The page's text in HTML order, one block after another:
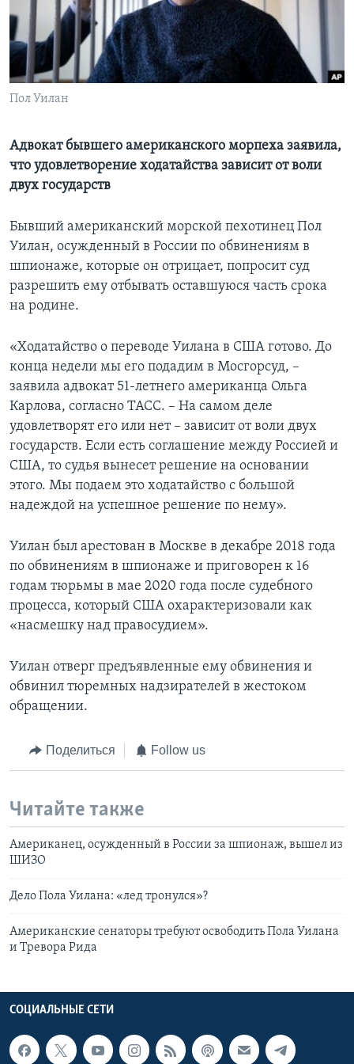
Learning English
СОЦИАЛЬНЫЕ СЕТИ
Языки
Пол Уилан
Адвокат бывшего американского морпеха заявила,
что удовлетворение ходатайства зависит от воли
двух государств
Бывший американский морской пехотинец Пол
Уилан, осужденный в России по обвинениям в
шпионаже, которые он отрицает, попросит суд
разрешить ему отбывать оставшуюся часть срока
на родине.
«Ходатайство о переводе Уилана в США готово. До
конца недели мы его подадим в Мосгорсуд, –
заявила адвокат 51-летнего американца Ольга
Карлова, согласно ТАСС. – На самом деле
удовлетворят его или нет – зависит от воли двух
государств. Если есть соглашение между Россией и
США, то судья вынесет решение на основании
этого. Мы подаем это ходатайство с большой
надеждой на успешное решение по нему».
Уилан был арестован в Москве в декабре 2018 года
по обвинениям в шпионаже и приговорен к 16
годам тюрьмы в мае 2020 года после судебного
процесса, который США охарактеризовали как
«насмешку над правосудием».
Уилан отверг предъявленные ему обвинения и
обвинил тюремных надзирателей в жестоком
обращении.
Поделиться Follow us
Читайте также
Американец, осужденный в России за шпионаж, вышел из
ШИЗО
Дело Пола Уилана: «лед тронулся»?
Американские сенаторы требуют освободить Пола Уилана
и Тревора Рида
СОЦИАЛЬНЫЕ СЕТИ